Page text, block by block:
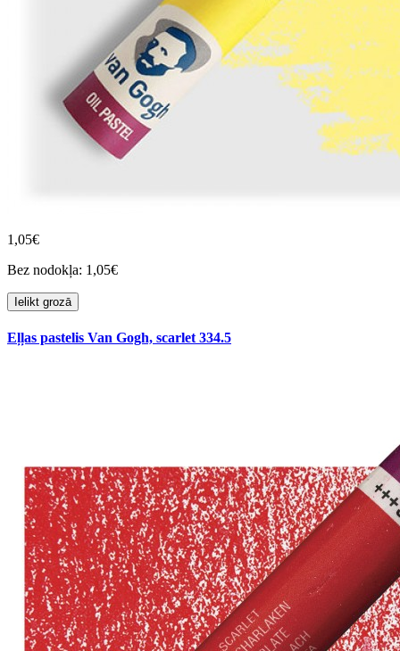
1,05€
Bez nodokļa: 1,05€
Ielikt grozā
Eļļas pastelis Van Gogh, scarlet 334.5